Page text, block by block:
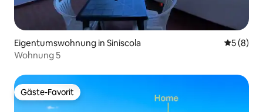
Eigentumswohnung in Siniscola
5 (8)
Wohnung 5
Gäste-Favorit
Gäste-Favorit